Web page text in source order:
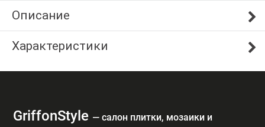
Описание
Характеристики
GriffonStyle — cалон плитки, мозаики и